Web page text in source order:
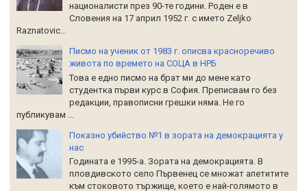
националисти през 90-те години. Роден е в
Словения на 17 април 1952 г. с името Zeljko
Raznatoviс...
Писмо на ученик от 1983 г. описва красноречиво
живота по времето на СОЦА в НРБ
Това е едно писмо на брат ми до мене като
студентка първи курс в София. Преписвам го без
редакции, правописни грешки няма. Не го
публикувам ...
Показно убийство №1 в зората на демокрацията у
нас
Годината е 1995-а. Зората на демокрацията. В
пловдивското село Първенец се множат апетитите
към стоковото тържище, което е най-голямото в